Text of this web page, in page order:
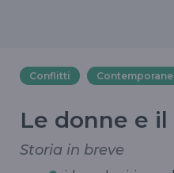
Conflitti
Le donne e
Storia in breve